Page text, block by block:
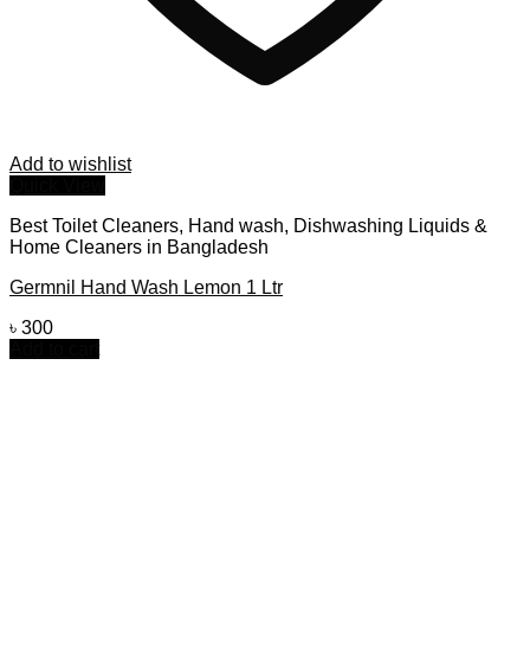
Add to wishlist
Best Toilet Cleaners, Hand wash, Dishwashing Liquids &
Home Cleaners in Bangladesh
Germnil Hand Wash Lemon 1 Ltr
৳ 300